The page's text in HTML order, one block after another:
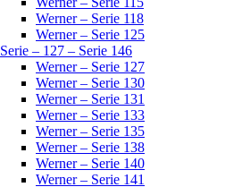
Werner – Serie 118
Werner – Serie 125
Serie – 127 – Serie 146
Werner – Serie 127
Werner – Serie 130
Werner – Serie 131
Werner – Serie 133
Werner – Serie 135
Werner – Serie 138
Werner – Serie 140
Werner – Serie 141